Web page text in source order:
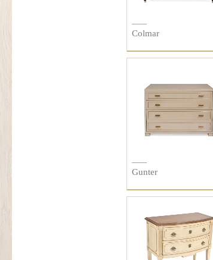
Colmar
Gunter